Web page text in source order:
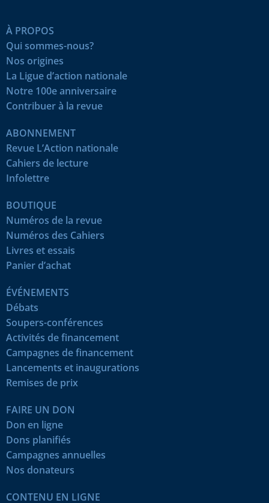
À PROPOS
Qui sommes-nous?
Nos origines
La Ligue d’action nationale
Notre 100e anniversaire
Contribuer à la revue
ABONNEMENT
Revue L’Action nationale
Cahiers de lecture
Infolettre
BOUTIQUE
Numéros de la revue
Numéros des Cahiers
Livres et essais
Panier d’achat
ÉVÉNEMENTS
Débats
Soupers-conférences
Activités de financement
Campagnes de financement
Lancements et inaugurations
Remises de prix
FAIRE UN DON
Don en ligne
Dons planifiés
Campagnes annuelles
Nos donateurs
CONTENU EN LIGNE